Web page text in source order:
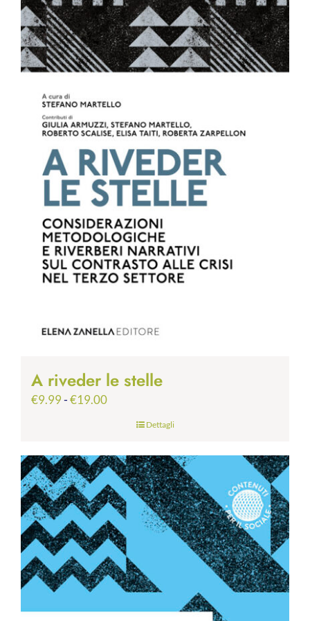
A riveder le stelle
€9.99-€19.00Fascia
€9.99
a
€19.00
Dettagli